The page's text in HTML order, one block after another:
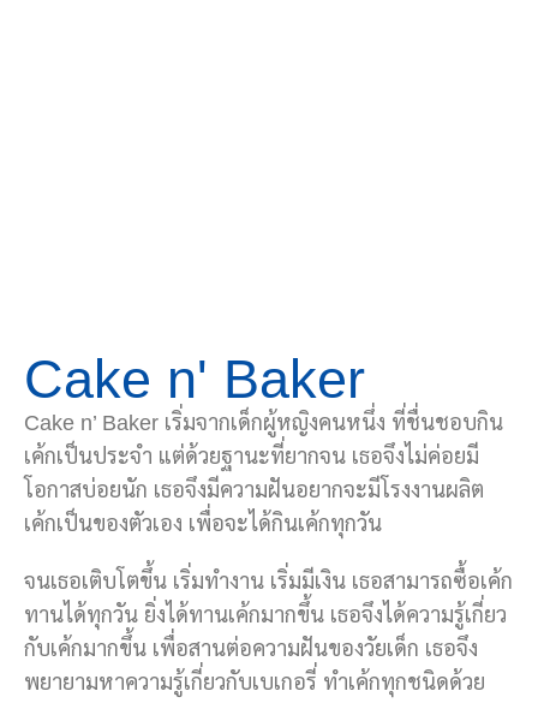
Cake n' Baker
Cake n’ Baker เริ่มจากเด็กผู้หญิงคนหนึ่ง ที่ชื่นชอบกิน
เค้กเป็นประจำ แต่ด้วยฐานะที่ยากจน เธอจึงไม่ค่อยมี
โอกาสบ่อยนัก เธอจึงมีความฝันอยากจะมีโรงงานผลิต
เค้กเป็นของตัวเอง เพื่อจะได้กินเค้กทุกวัน
จนเธอเติบโตขึ้น เริ่มทำงาน เริ่มมีเงิน เธอสามารถซื้อเค้ก
ทานได้ทุกวัน ยิ่งได้ทานเค้กมากขึ้น เธอจึงได้ความรู้เกี่ยว
กับเค้กมากขึ้น เพื่อสานต่อความฝันของวัยเด็ก เธอจึง
พยายามหาความรู้เกี่ยวกับเบเกอรี่ ทำเค้กทุกชนิดด้วย